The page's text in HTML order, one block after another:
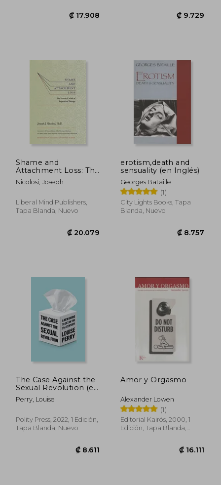
Shame and
Attachment Loss: The
Practical Work of
Reparative Therapy
Nicolosi, Joseph
Liberal Mind Publishers,
Tapa Blanda, Nuevo
₡ 20.079
erotism,death and
sensuality (en Inglés)
Georges Bataille
(1)
City Lights Books, Tapa
Blanda, Nuevo
The Case Against the
Sexual Revolution (en
Inglés)
Perry, Louise
Polity Press, 2022, 1 Edición,
Tapa Blanda, Nuevo
Amor y Orgasmo
Alexander Lowen
(1)
Editorial Kairós, 2000, 1
Edición, Tapa Blanda,